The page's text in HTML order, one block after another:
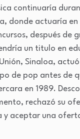
continuaría
donde actuaría en
después de
un titulo en
Sinaloa,
de pop antes de
en 1989.
rechazó su
y aceptar una